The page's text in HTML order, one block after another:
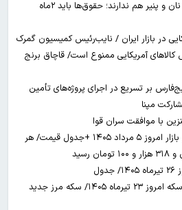
کریمی: بازنشستگان توان خرید نان و پنیر هم ندارند؛ حقوق‌ها باید ۲ماه
در بازار ایران / نایب‌رئیس کمیسیون گمرک
کالاهای آمریکایی ممنوع است/ قاچاق برنج
بر تسریع در اجرای پروژه‌های تأمین
مپنا
افزایش قیمت طلا و سکه در بازار امروز ۵ مرداد ۱۴۰۵ +جدول قیمت/ هر
قیمت زمان بازگشایی طلا و سکه امروز ۲۳ تیرماه ۱۴۰۵/ سکه مرز جدید